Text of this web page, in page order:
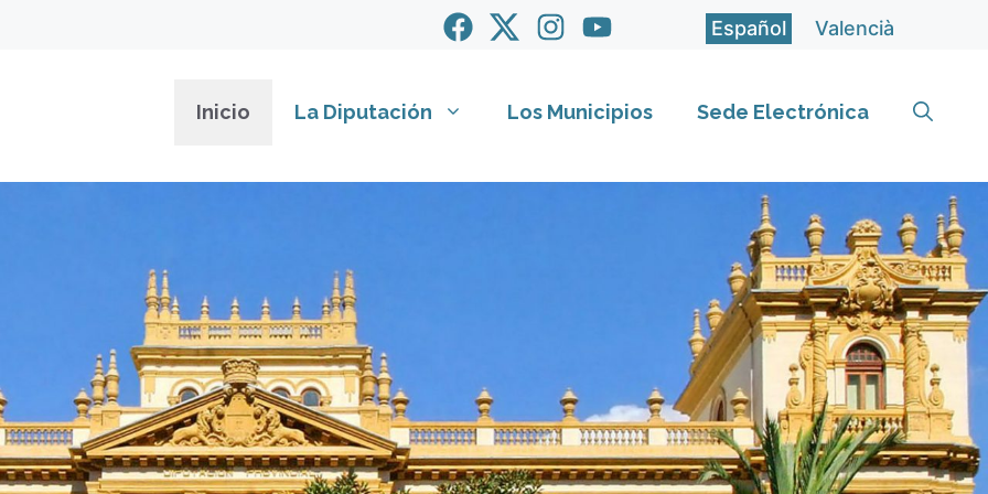
Español Valencià
Inicio La Diputación Los Municipios Sede Electrónica